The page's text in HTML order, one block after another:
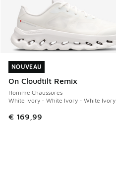
NOUVEAU
On Cloudtilt Remix
Homme Chaussures
White Ivory - White Ivory - White Ivory
€ 169,99
NOUVEAU